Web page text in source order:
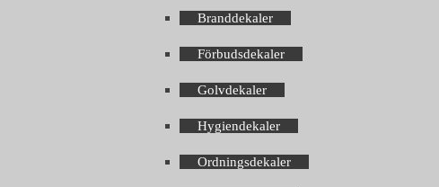
Branddekaler
Förbudsdekaler
Golvdekaler
Hygiendekaler
Ordningsdekaler